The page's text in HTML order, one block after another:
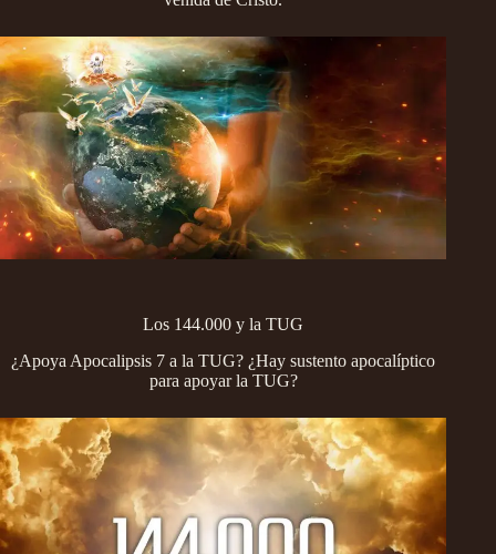
Los 144.000 y la TUG
¿Apoya Apocalipsis 7 a la TUG? ¿Hay sustento apocalíptico
para apoyar la TUG?